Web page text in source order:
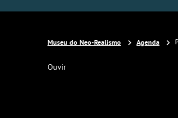
Museu do Neo-Realismo Agenda
Ouvir